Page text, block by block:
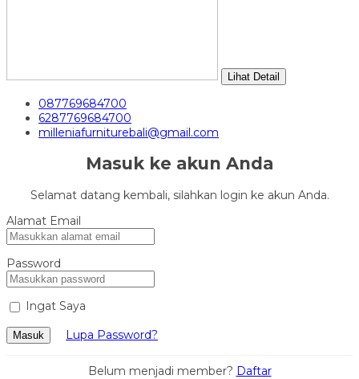
Lihat Detail
087769684700
6287769684700
milleniafurniturebali@gmail.com
Masuk ke akun Anda
Selamat datang kembali, silahkan login ke akun Anda.
Alamat Email
Password
Ingat Saya
Masuk Lupa Password?
Belum menjadi member? Daftar